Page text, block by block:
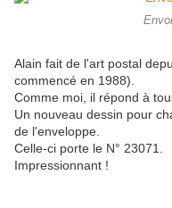
Alain fait de l'art postal
commencé en 1988).
Comme moi, il répond à
Un nouveau dessin pour
de l'enveloppe.
Celle-ci porte le N° 23071.
Impressionnant !